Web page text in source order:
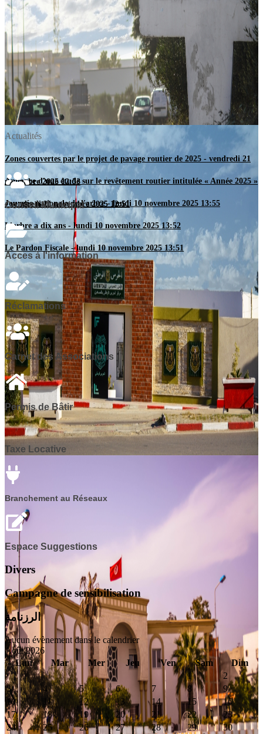
Actualités
Zones couvertes par le projet de pavage routier de 2025 - vendredi 21
novembre 2025 12:53
Annonce d'une étude sur le revêtement routier intitulée « Année 2025 »
-vendredi 21 novembre 2025 12:51
Journée nationale de l'arbre-lundi 10 novembre 2025 13:55
L'arbre a dix ans - lundi 10 novembre 2025 13:52
Le Pardon Fiscale -lundi 10 novembre 2025 13:51
Conseil Municipal
Acces à l'information
Réclamations
Carnet des Associations
Permis de Bâtir
Taxe Locative
Branchement au Réseaux
Espace Suggestions
Divers
Campagne de sensibilisation
الرزنامة
Aucun évènement dans le calendrier
Août 2026
Lun
Mar Mer Jeu Ven Sam
Dim
1
2
3
4 5 6 7 8
9
10
11 12 13 14 15
16
17
18 19 20 21 22
23
24
25 26 27 28 29
30